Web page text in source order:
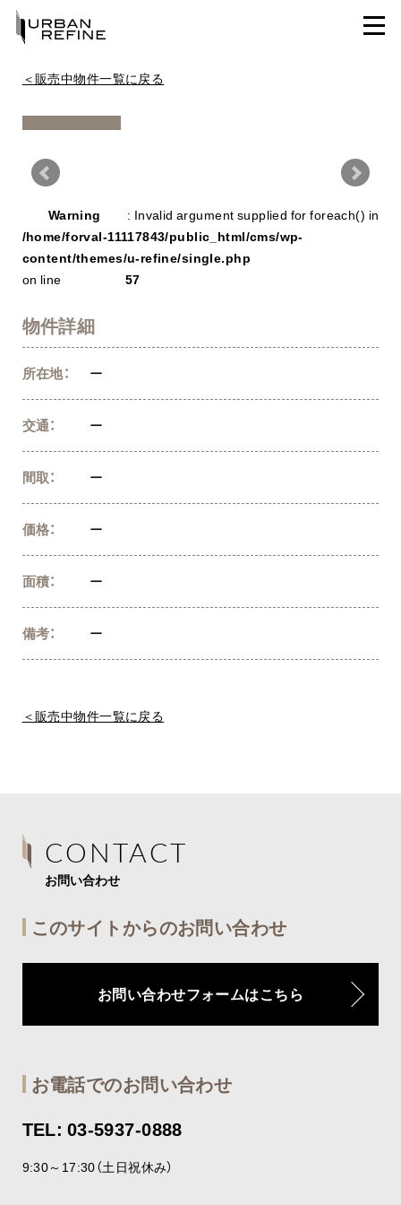
＜販売中物件一覧に戻る
Warning
: Invalid argument supplied for foreach() in
/home/forval-11117843/public_html/cms/wp-
content/themes/u-refine/single.php
on line
57
物件詳細
所在地： ー
交通： ー
間取： ー
価格： ー
面積： ー
備考： ー
＜販売中物件一覧に戻る
CONTACT
お問い合わせ
このサイトからのお問い合わせ
お問い合わせフォームはこちら
お電話でのお問い合わせ
TEL: 03-5937-0888
9:30～17:30（土日祝休み）